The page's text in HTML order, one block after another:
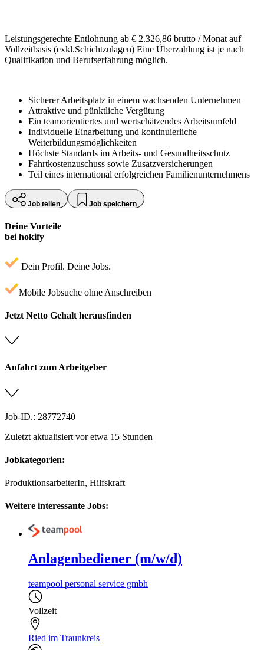
Leistungsgerechte Entlohnung ab € 2.326,86 brutto / Monat auf
Vollzeitbasis (exkl.Schichtzulagen) Eine Überzahlung ist je nach
Qualifikation und Berufserfahrung möglich.
Sicherer Arbeitsplatz in einem wachsenden Unternehmen
Attraktive und pünktliche Vergütung
Ein teamorientiertes und wertschätzendes Arbeitsumfeld
Individuelle Einarbeitung und kontinuierliche
Weiterbildungsmöglichkeiten
Höchste Standards im Arbeits- und Gesundheitsschutz
Fahrtkostenzuschuss sowie Zusatzversicherungen
Teil eines international erfolgreichen Familienunternehmens
Job teilen Job speichern
Deine Vorteile
bei hokify
Dein Profil. Deine Jobs.
Mobile Jobsuche ohne Anschreiben
Jetzt Netto Gehalt herausfinden
Anfahrt zum Arbeitgeber
Job-ID.: 28772740
Zuletzt aktualisiert vor etwa 15 Stunden
Jobkategorien:
ProduktionsarbeiterIn, Hilfskraft
Weitere interessante Jobs:
Anlagenbediener (m/w/d)
teampool personal service gmbh
Vollzeit
Ried im Traunkreis